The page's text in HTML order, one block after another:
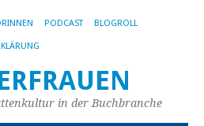
PODCAST BLOGROLL
in der Buchbranche